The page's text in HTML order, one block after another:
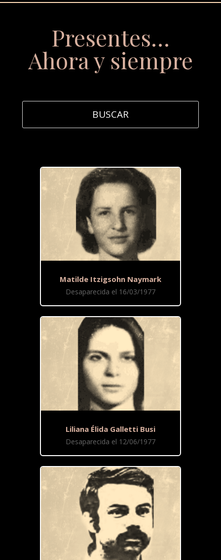
Presentes…
Ahora y siempre
Matilde Itzigsohn Naymark
Desaparecida el 16/03/1977
Liliana Élida Galletti Busi
Desaparecida el 12/06/1977